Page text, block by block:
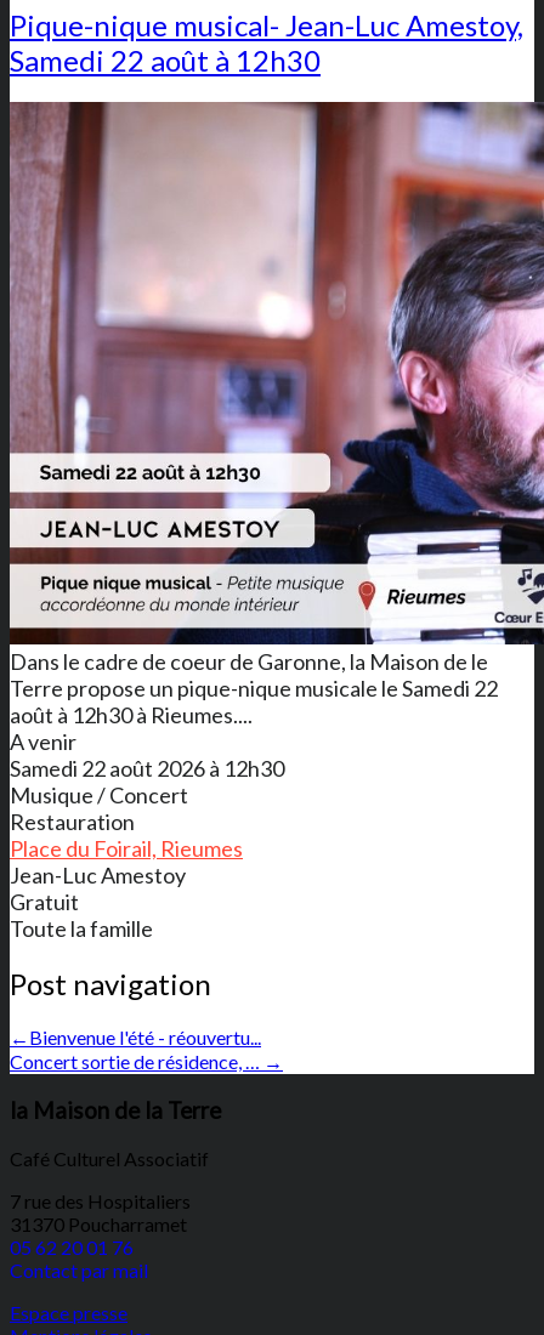
Pique-nique musical- Jean-Luc Amestoy,
Samedi 22 août à 12h30
Dans le cadre de coeur de Garonne, la Maison de le
Terre propose un pique-nique musicale le Samedi 22
août à 12h30 à Rieumes....
A venir
Samedi 22 août 2026 à 12h30
Musique / Concert
Restauration
Place du Foirail, Rieumes
Jean-Luc Amestoy
Gratuit
Toute la famille
Post navigation
← Bienvenue l'été - réouvertu...
Concert sortie de résidence, … →
la Maison de la Terre
Café Culturel Associatif
7 rue des Hospitaliers
31370 Poucharramet
05 62 20 01 76
Contact par mail
Espace presse